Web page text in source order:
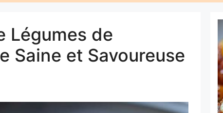
Légumes de
Saine et Savoureuse